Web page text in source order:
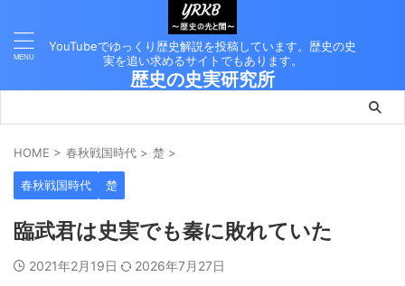
YouTubeでゆっくり歴史解説を投稿しています。歴史の史
実を追い求めるサイトでもあります。
歴史の史実研究所
HOME > 春秋戦国時代 > 楚 >
春秋戦国時代 楚
臨武君は史実でも秦に敗れていた
2021年2月19日 2026年7月27日